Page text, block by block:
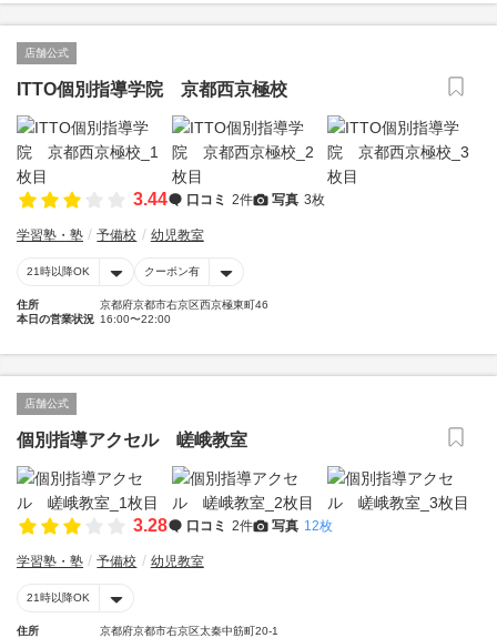
店舗公式
ITTO個別指導学院 京都西京極校
3.44 口コミ 2件 写真 3枚
学習塾・塾 予備校 幼児教室
21時以降OK クーポン有
住所
京都府京都市右京区西京極東町46
本日の営業状況 16:00〜22:00
店舗公式
個別指導アクセル 嵯峨教室
3.28 口コミ 2件 写真 12枚
学習塾・塾 予備校 幼児教室
21時以降OK
住所
京都府京都市右京区太秦中筋町20-1